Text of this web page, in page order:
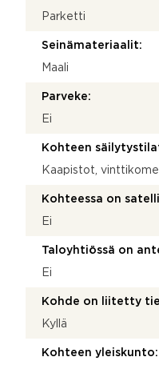
Parketti
Seinämateriaalit:
Maali
Parveke:
Ei
Kohteen
Kaapistot,
Kohteessa on
Ei
Taloyhtiössä on
Ei
Kohde on liitetty
Kyllä
Kohteen yleiskunto: